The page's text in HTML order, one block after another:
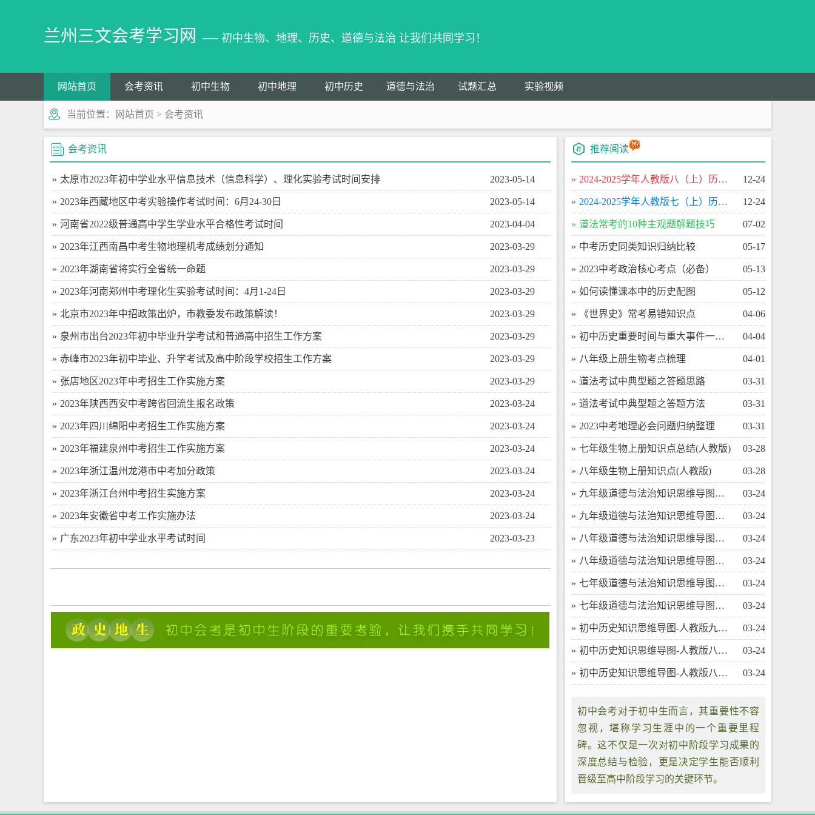
兰州三文会考学习网 ── 初中生物、地理、历史、道德与法治 让我们共同学习！
网站首页 会考资讯 初中生物 初中地理 初中历史 道德与法治 试题汇总 实验视频
当前位置： 网站首页 > 会考资讯
会考资讯
太原市2023年初中学业水平信息技术（信息科学）、理化实验考试时间安排 2023-05-14
2023年西藏地区中考实验操作考试时间：6月24-30日 2023-05-14
河南省2022级普通高中学生学业水平合格性考试时间 2023-04-04
2023年江西南昌中考生物地理机考成绩划分通知 2023-03-29
2023年湖南省将实行全省统一命题 2023-03-29
2023年河南郑州中考理化生实验考试时间：4月1-24日 2023-03-29
北京市2023年中招政策出炉，市教委发布政策解读！ 2023-03-29
泉州市出台2023年初中毕业升学考试和普通高中招生工作方案 2023-03-29
赤峰市2023年初中毕业、升学考试及高中阶段学校招生工作方案 2023-03-29
张店地区2023年中考招生工作实施方案 2023-03-29
2023年陕西西安中考跨省回流生报名政策 2023-03-24
2023年四川绵阳中考招生工作实施方案 2023-03-24
2023年福建泉州中考招生工作实施方案 2023-03-24
2023年浙江温州龙港市中考加分政策 2023-03-24
2023年浙江台州中考招生实施方案 2023-03-24
2023年安徽省中考工作实施办法 2023-03-24
广东2023年初中学业水平考试时间 2023-03-23
推荐阅读
​2024-2025学年人教版八（上）历史期末百校联考卷 12-24
​2024-2025学年人教版七（上）历史期末百校联考卷 12-24
​道法常考的10种主观题解题技巧 07-02
​中考历史同类知识归纳比较 05-17
​2023中考政治核心考点（必备） 05-13
​如何读懂课本中的历史配图 05-12
​《世界史》常考易错知识点 04-06
​初中历史重要时间与重大事件一览表 04-04
​八年级上册生物考点梳理 04-01
​道法考试中典型题之答题思路 03-31
​道法考试中典型题之答题方法 03-31
​2023中考地理必会问题归纳整理 03-31
​七年级生物上册知识点总结(人教版) 03-28
​八年级生物上册知识点(人教版) 03-28
​九年级道德与法治知识思维导图（下） 03-24
​九年级道德与法治知识思维导图（上） 03-24
​八年级道德与法治知识思维导图（下） 03-24
​八年级道德与法治知识思维导图（上） 03-24
​七年级道德与法治知识思维导图（下） 03-24
​七年级道德与法治知识思维导图（上） 03-24
​初中历史知识思维导图-人教版九年级（上） 03-24
​初中历史知识思维导图-人教版八年级（下） 03-24
​初中历史知识思维导图-人教版八年级（上） 03-24
初中会考对于初中生而言，其重要性不容
忽视，堪称学习生涯中的一个重要里程
碑。这不仅是一次对初中阶段学习成果的
深度总结与检验，更是决定学生能否顺利
晋级至高中阶段学习的关键环节。